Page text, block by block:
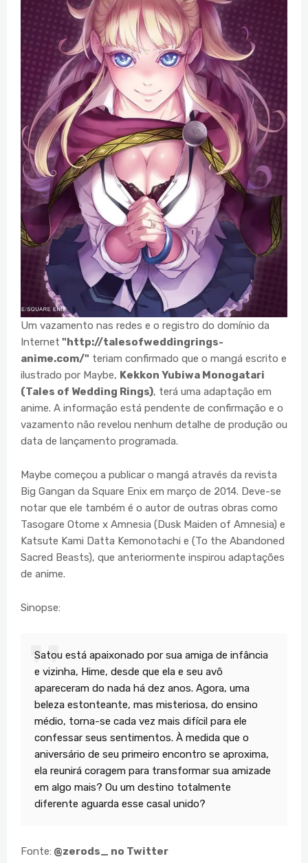
Um vazamento nas redes e o registro do domínio da
Internet "http://talesofweddingrings-
anime.com/" teriam confirmado que o mangá escrito e
ilustrado por Maybe, Kekkon Yubiwa Monogatari
(Tales of Wedding Rings), terá uma adaptação em
anime. A informação está pendente de confirmação e o
vazamento não revelou nenhum detalhe de produção ou
data de lançamento programada.
Maybe começou a publicar o mangá através da revista
Big Gangan da Square Enix em março de 2014. Deve-se
notar que ele também é o autor de outras obras como
Tasogare Otome x Amnesia (Dusk Maiden of Amnesia) e
Katsute Kami Datta Kemonotachi e (To the Abandoned
Sacred Beasts), que anteriormente inspirou adaptações
de anime.
Sinopse:
Satou está apaixonado por sua amiga de infância
e vizinha, Hime, desde que ela e seu avô
apareceram do nada há dez anos. Agora, uma
beleza estonteante, mas misteriosa, do ensino
médio, torna-se cada vez mais difícil para ele
confessar seus sentimentos. À medida que o
aniversário de seu primeiro encontro se aproxima,
ela reunirá coragem para transformar sua amizade
em algo mais? Ou um destino totalmente
diferente aguarda esse casal unido?
Fonte: @zerods_ no Twitter